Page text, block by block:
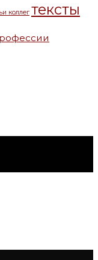
коллег тексты